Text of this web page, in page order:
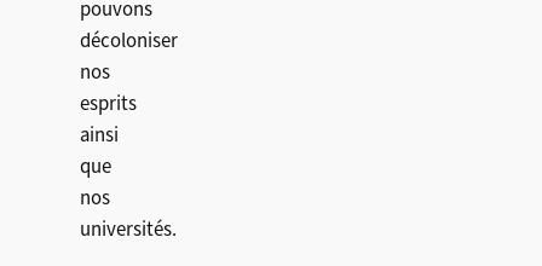
pouvons
décoloniser
nos
esprits
ainsi
que
nos
universités.